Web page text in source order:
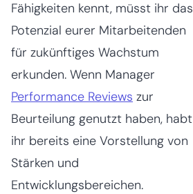
Fähigkeiten kennt, müsst ihr das
Potenzial eurer Mitarbeitenden
für zukünftiges Wachstum
erkunden. Wenn Manager
Performance Reviews zur
Beurteilung genutzt haben, habt
ihr bereits eine Vorstellung von
Stärken und
Entwicklungsbereichen.